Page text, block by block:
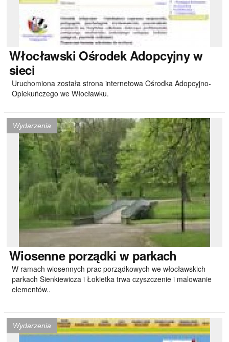
Włocławski Ośrodek Adopcyjny w
sieci
Uruchomiona została strona internetowa Ośrodka Adopcyjno-
Opiekuńczego we Włocławku.
Wydarzenia
Wiosenneporządki w parkach
W ramach wiosennych prac porządkowych we włocławskich
parkach Sienkiewicza i Łokietka trwa czyszczenie i malowanie
elementów..
Wydarzenia